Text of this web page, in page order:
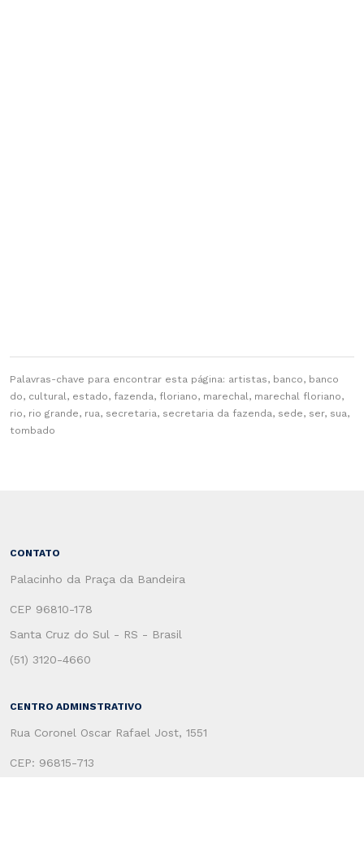
Palavras-chave para encontrar esta página: artistas, banco, banco
do, cultural, estado, fazenda, floriano, marechal, marechal floriano,
rio, rio grande, rua, secretaria, secretaria da fazenda, sede, ser, sua,
tombado
CONTATO
Palacinho da Praça da Bandeira
CEP 96810-178
Santa Cruz do Sul - RS - Brasil
(51) 3120-4660
CENTRO ADMINSTRATIVO
Rua Coronel Oscar Rafael Jost, 1551
CEP: 96815-713